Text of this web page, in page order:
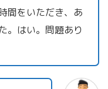
間をいただき、あ
。はい。問題あり